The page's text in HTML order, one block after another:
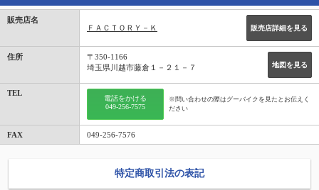
販売店名
ＦＡＣＴＯＲＹ－Ｋ
販売店詳細を見る
住所
地図を見る
〒350-1166
埼玉県川越市藤倉１－２１－７
TEL
電話をかける
049-256-7575
※問い合わせの際はグーバイクを見たとお伝えく
ださい
FAX 049-256-7576
特定商取引法の表記